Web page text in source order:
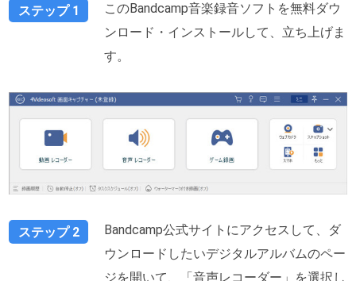
ステップ 1
このBandcamp音楽録音ソフトを無料ダウ
ンロード・インストールして、立ち上げま
す。
ステップ 2
Bandcamp公式サイトにアクセスして、ダ
ウンロードしたいデジタルアルバムのペー
ジを開いて、「音声レコーダー」を選択し